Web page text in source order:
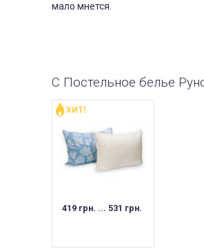
мало мнется.
С Постельное белье
419 грн. ... 531 грн.
ХИТ!